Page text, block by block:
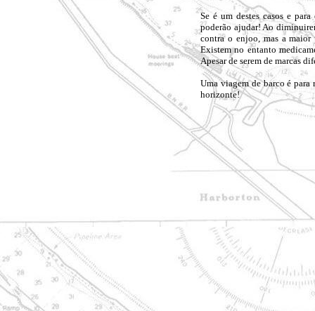
Se é um destes casos e
poderão ajudar! Ao
contra o enjoo, mas a maior
Existem no entanto
Apesar de serem de marcas
Uma viagem de barco é para
horizonte!